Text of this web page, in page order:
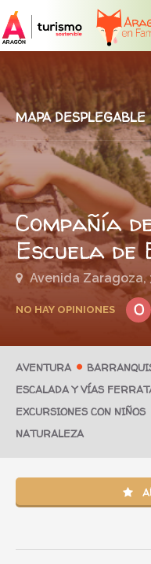
MAPA DESPLEGABLE
Compañía
Escuela de
Avenida Zaragoza,
NO HAY OPINIONES 0
AVENTURA
ESCALADA Y VÍAS
EXCURSIONES CON NIÑOS
NATURALEZA